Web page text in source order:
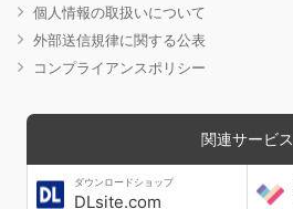
個人情報の取扱いについて
外部送信規律に関する公表
コンプライアンスポリシー
関連サービス
ダウンロードショップ
DLsite.com